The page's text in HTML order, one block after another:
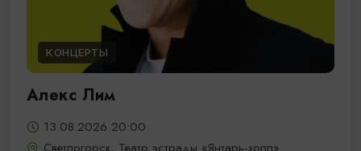
КОНЦЕРТЫ
Алекс Лим
13.08.2026 20:00